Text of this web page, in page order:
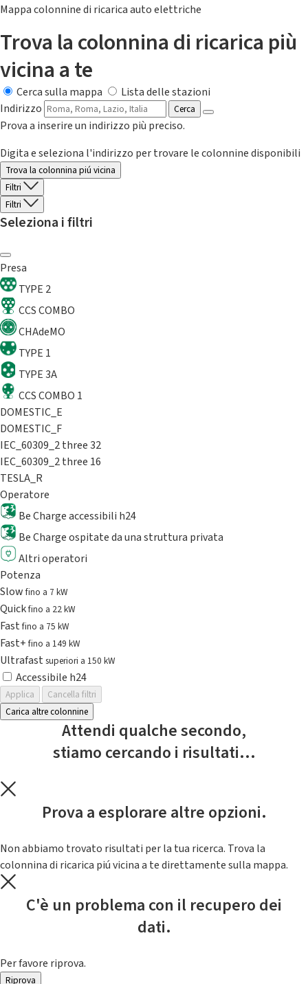
Mappa colonnine di ricarica auto elettriche
Trova la colonnina di ricarica più
vicina a te
Cerca sulla mappa
Lista delle stazioni
Indirizzo
Cerca
Prova a inserire un indirizzo più preciso.
Digita e seleziona l'indirizzo per trovare le colonnine disponibili
Trova la colonnina piú vicina
Filtri
Filtri
Seleziona i filtri
Presa
TYPE 2
CCS COMBO
CHAdeMO
TYPE 1
TYPE 3A
CCS COMBO 1
DOMESTIC_E
DOMESTIC_F
IEC_60309_2 three 32
IEC_60309_2 three 16
TESLA_R
Operatore
Be Charge accessibili h24
Be Charge ospitate da una struttura privata
Altri operatori
Potenza
Slowfino a 7 kW
Quickfino a 22 kW
Fastfino a 75 kW
Fast+fino a 149 kW
Ultrafast superiori a 150 kW
Accessibile h24
Applica
Cancella filtri
Carica altre colonnine
Attendi qualche secondo,
stiamo cercando i risultati...
Prova a esplorare altre opzioni.
Non abbiamo trovato risultati per la tua ricerca. Trova la
colonnina di ricarica piú vicina a te direttamente sulla mappa.
C'è un problema con il recupero dei
dati.
Per favore riprova.
Riprova